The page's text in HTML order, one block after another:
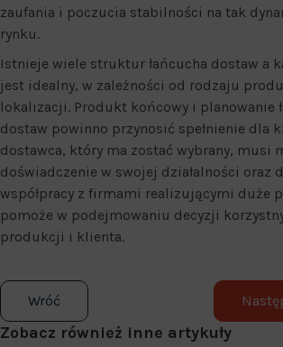
zaufania i poczucia stabilności na tak
rynku.
Istnieje wiele struktur łańcucha dostaw a
jest idealny, w zależności od rodzaju
lokalizacji. Produkt końcowy i planowanie
dostaw powinno przynosić spełnienie dla
dostawca, który ma zostać wybrany, musi
doświadczenie w swojej działalności oraz
współpracy z firmami realizującymi duże
pomoże w podejmowaniu decyzji
produkcji i klienta.
Wróć
Zobacz również inne artykuły